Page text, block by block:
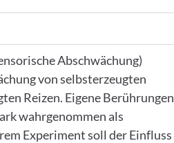
Abschwächung)
von selbsterzeugten
Reizen. Eigene Berührungen
wahrgenommen als
Experiment soll der Einfluss